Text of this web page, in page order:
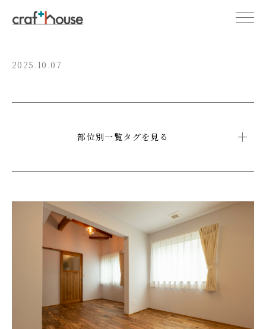
2025.10.07
部位別一覧タグを見る